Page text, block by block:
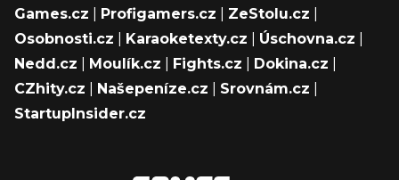
Games.cz
Profigamers.cz ZeStolu.cz
Osobnosti.cz
Karaoketexty.cz Úschovna.cz
Nedd.cz
Moulík.cz Fights.cz Dokina.cz
CZhity.cz
Našepeníze.cz Srovnám.cz
StartupInsider.cz